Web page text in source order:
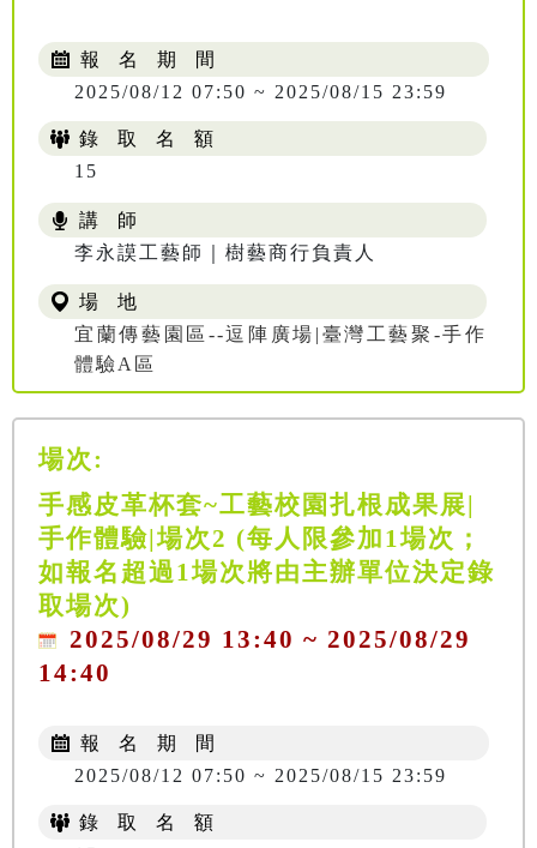
報 名 期 間
2025/08/12 07:50 ~ 2025/08/15 23:59
錄 取 名 額
15
講 師
李永謨工藝師｜樹藝商行負責人
場 地
宜蘭傳藝園區--逗陣廣場|臺灣工藝聚-手作
體驗A區
場次:
手感皮革杯套~工藝校園扎根成果展|
手作體驗|場次2 (每人限參加1場次；
如報名超過1場次將由主辦單位決定錄
取場次)
2025/08/29 13:40 ~ 2025/08/29
14:40
報 名 期 間
2025/08/12 07:50 ~ 2025/08/15 23:59
錄 取 名 額